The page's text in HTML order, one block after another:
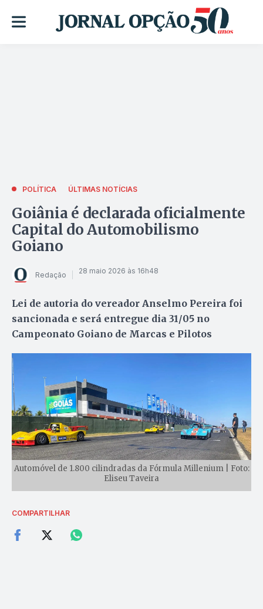
POLÍTICA ÚLTIMAS NOTÍCIAS
Goiânia é declarada oficialmente
Capital do Automobilismo
Goiano
Redação 28 maio 2026 às 16h48
Lei de autoria do vereador Anselmo Pereira foi
sancionada e será entregue dia 31/05 no
Campeonato Goiano de Marcas e Pilotos
Automóvel de 1.800 cilindradas da Fórmula Millenium | Foto:
Eliseu Taveira
COMPARTILHAR